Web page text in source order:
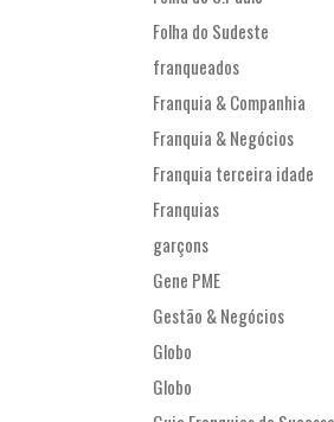
Folha do Sudeste
franqueados
Franquia & Companhia
Franquia & Negócios
Franquia terceira idade
Franquias
garçons
Gene PME
Gestão & Negócios
Globo
Globo